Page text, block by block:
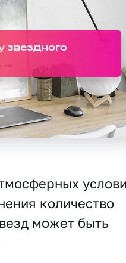
звездного
количество
может быть